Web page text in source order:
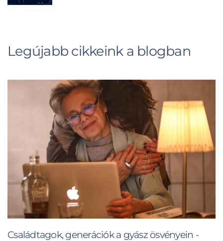
Legújabb cikkeink a blogban
Családtagok, generációk a gyász ösvényein -